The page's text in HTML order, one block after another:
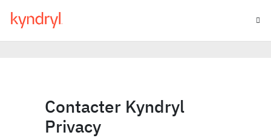
Contacter Kyndryl
Privacy